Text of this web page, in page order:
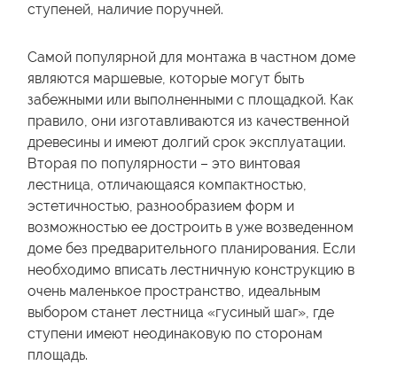
ступеней, наличие поручней.
Самой популярной для монтажа в частном доме
являются маршевые, которые могут быть
забежными или выполненными с площадкой. Как
правило, они изготавливаются из качественной
древесины и имеют долгий срок эксплуатации.
Вторая по популярности – это винтовая
лестница, отличающаяся компактностью,
эстетичностью, разнообразием форм и
возможностью ее достроить в уже возведенном
доме без предварительного планирования. Если
необходимо вписать лестничную конструкцию в
очень маленькое пространство, идеальным
выбором станет лестница «гусиный шаг», где
ступени имеют неодинаковую по сторонам
площадь.